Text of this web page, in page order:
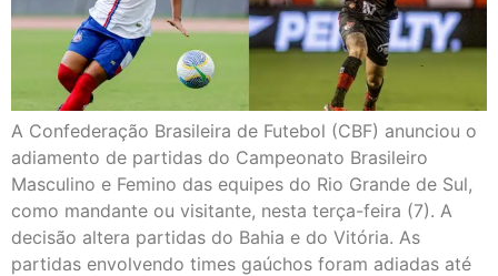
A Confederação Brasileira de Futebol (CBF) anunciou o
adiamento de partidas do Campeonato Brasileiro
Masculino e Femino das equipes do Rio Grande de Sul,
como mandante ou visitante, nesta terça-feira (7). A
decisão altera partidas do Bahia e do Vitória. As
partidas envolvendo times gaúchos foram adiadas até